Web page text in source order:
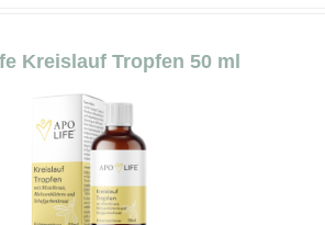
Kreislauf Tropfen 50 ml